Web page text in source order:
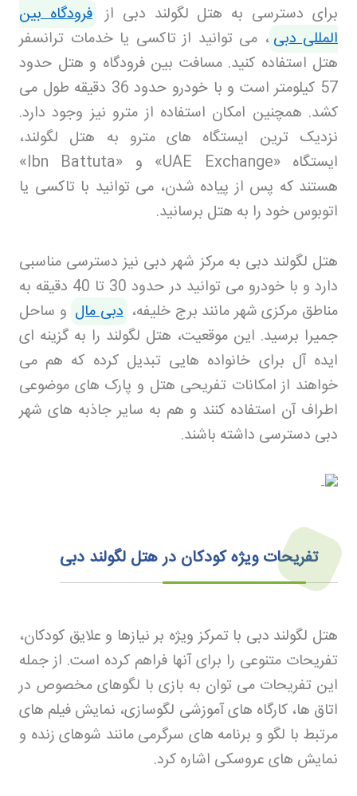
برای دسترسی به هتل لگولند دبی از فرودگاه بین
المللی دبی ، می توانید از تاکسی یا خدمات ترانسفر
هتل استفاده کنید. مسافت بین فرودگاه و هتل حدود
57 کیلومتر است و با خودرو حدود 36 دقیقه طول می
کشد. همچنین امکان استفاده از مترو نیز وجود دارد.
نزدیک ترین ایستگاه های مترو به هتل لگولند،
ایستگاه «UAE Exchange» و «Ibn Battuta»
هستند که پس از پیاده شدن، می توانید با تاکسی یا
اتوبوس خود را به هتل برسانید.
هتل لگولند دبی به مرکز شهر دبی نیز دسترسی مناسبی
دارد و با خودرو می توانید در حدود 30 تا 40 دقیقه به
مناطق مرکزی شهر مانند برج خلیفه، دبی مال و ساحل
جمیرا برسید. این موقعیت، هتل لگولند را به گزینه ای
ایده آل برای خانواده هایی تبدیل کرده که هم می
خواهند از امکانات تفریحی هتل و پارک های موضوعی
اطراف آن استفاده کنند و هم به سایر جاذبه های شهر
دبی دسترسی داشته باشند.
تفریحات ویژه کودکان در هتل لگولند دبی
هتل لگولند دبی با تمرکز ویژه بر نیازها و علایق کودکان،
تفریحات متنوعی را برای آنها فراهم کرده است. از جمله
این تفریحات می توان به بازی با لگوهای مخصوص در
اتاق ها، کارگاه های آموزشی لگوسازی، نمایش فیلم های
مرتبط با لگو و برنامه های سرگرمی مانند شوهای زنده و
نمایش های عروسکی اشاره کرد.